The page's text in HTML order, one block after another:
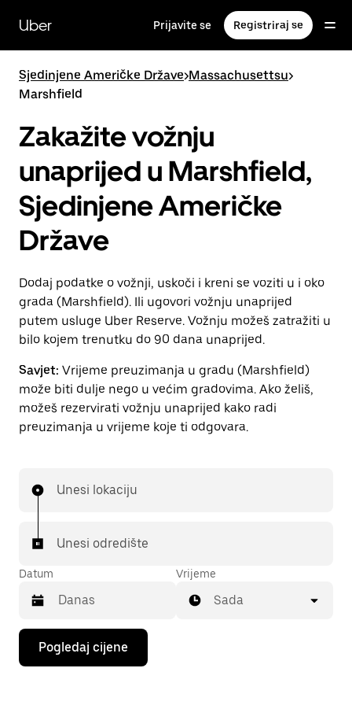
glavni
sadržaj
Uber Prijavite se Registriraj se
Sjedinjene Američke Države>Massachusettsu>
Marshfield
Zakažite vožnju
unaprijed u Marshfield,
Sjedinjene Američke
Države
Dodaj podatke o vožnji, uskoči i kreni se voziti u i oko
grada (Marshfield). Ili ugovori vožnju unaprijed
putem usluge Uber Reserve. Vožnju možeš zatražiti u
bilo kojem trenutku do 90 dana unaprijed.
Savjet: Vrijeme preuzimanja u gradu (Marshfield)
može biti dulje nego u većim gradovima. Ako želiš,
možeš rezervirati vožnju unaprijed kako radi
preuzimanja u vrijeme koje ti odgovara.
Unesi lokaciju
Unesi odredište
Datum
Pritisni
tipku
sa
Vrijeme
Sada
Pogledaj cijene